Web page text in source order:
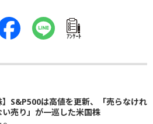
ｱﾝｹｰﾄ
】S&P500は高値を更新、「売らなけれ
い売り」が一巡した米国株